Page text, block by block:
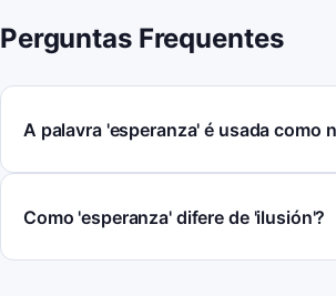
Perguntas Frequentes
A palavra 'esperanza' é usada como
Como 'esperanza' difere de 'ilusión'?